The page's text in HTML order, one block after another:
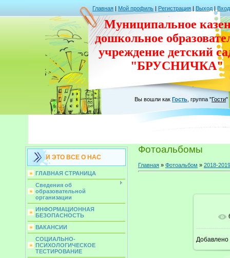
Главная | Мой профиль | Регистрация | Выход | Вход
Муниципальное
дошкольное
учреждение детский
"БРУСНИЧКА"
Вы вошли как Гость группа "Гости"
И ЭТО ВСЕ О НАС
ГЛАВНАЯ СТРАНИЦА
Сведения об
образовательной
организации
ИНФОРМАЦИОННАЯ
БЕЗОПАСНОСТЬ
ВАКАНСИИ
СОЦИАЛЬНО-
ПСИХОЛОГИЧЕСКОЕ
ТЕСТИРОВАНИЕ
Фотоальбомы
Главная » Фотоальбом » 2018-2019
Добавлено